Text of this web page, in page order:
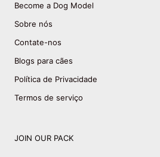
Become a Dog Model
Sobre nós
Contate-nos
Blogs para cães
Política de Privacidade
Termos de serviço
JOIN OUR PACK